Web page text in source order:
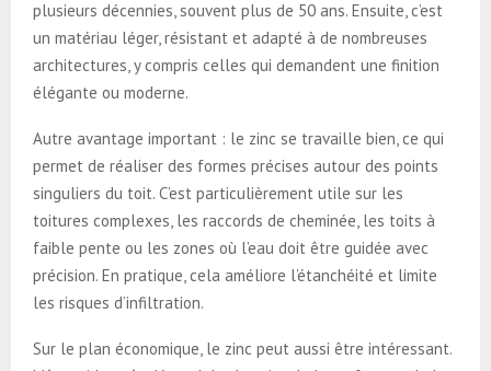
plusieurs décennies, souvent plus de 50 ans. Ensuite, c’est
un matériau léger, résistant et adapté à de nombreuses
architectures, y compris celles qui demandent une finition
élégante ou moderne.
Autre avantage important : le zinc se travaille bien, ce qui
permet de réaliser des formes précises autour des points
singuliers du toit. C’est particulièrement utile sur les
toitures complexes, les raccords de cheminée, les toits à
faible pente ou les zones où l’eau doit être guidée avec
précision. En pratique, cela améliore l’étanchéité et limite
les risques d’infiltration.
Sur le plan économique, le zinc peut aussi être intéressant.